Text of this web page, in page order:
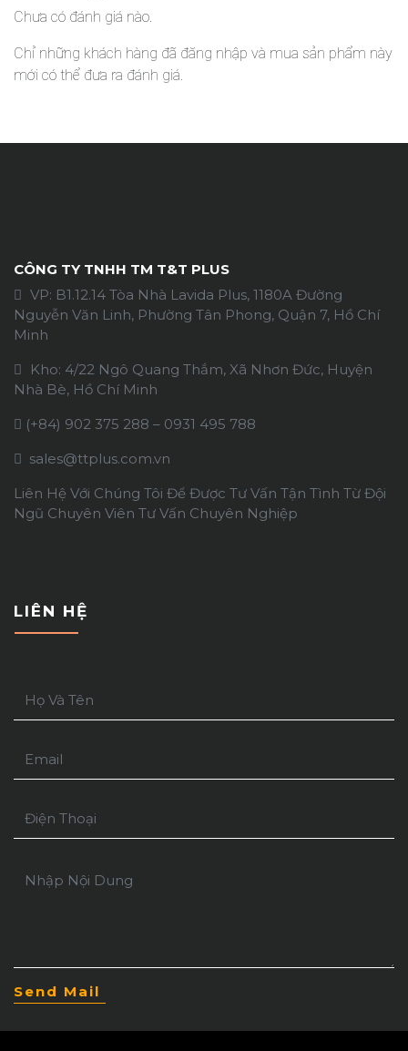
Chưa có đánh giá nào.
Chỉ những khách hàng đã đăng nhập và mua sản phẩm này
mới có thể đưa ra đánh giá.
CÔNG TY TNHH TM T&T PLUS
VP: B1.12.14 Tòa Nhà Lavida Plus, 1180A Đường
Nguyễn Văn Linh, Phường Tân Phong, Quận 7, Hồ Chí
Minh
Kho: 4/22 Ngô Quang Thắm, Xã Nhơn Đức, Huyện
Nhà Bè, Hồ Chí Minh
(+84) 902 375 288 – 0931 495 788
sales@ttplus.com.vn
Liên Hệ Với Chúng Tôi Để Được Tư Vấn Tận Tình Từ Đội
Ngũ Chuyên Viên Tư Vấn Chuyên Nghiệp
LIÊN HỆ